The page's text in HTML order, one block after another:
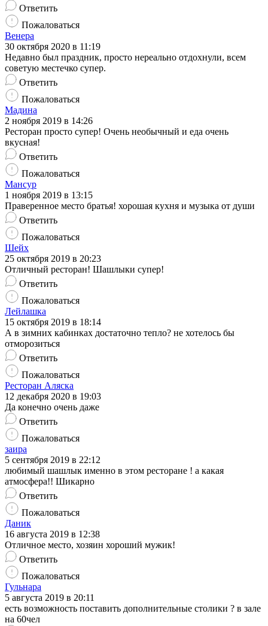
Ответить
Пожаловаться
Венера
30 октября 2020 в 11:19
Недавно был праздник, просто нереально отдохнули, всем
советую местечко супер.
Ответить
Пожаловаться
Мадина
2 ноября 2019 в 14:26
Ресторан просто супер! Очень необычный и еда очень
вкусная!
Ответить
Пожаловаться
Мансур
1 ноября 2019 в 13:15
Праверенное место братья! хорошая кухня и музыка от души
Ответить
Пожаловаться
Шейх
25 октября 2019 в 20:23
Отличный ресторан! Шашлыки супер!
Ответить
Пожаловаться
Лейлашка
15 октября 2019 в 18:14
А в зимних кабинках достаточно тепло? не хотелось бы
отморозиться
Ответить
Пожаловаться
Ресторан Аляска
12 декабря 2020 в 19:03
Да конечно очень даже
Ответить
Пожаловаться
заира
5 сентября 2019 в 22:12
любимый шашлык именно в этом ресторане ! а какая
атмосфера!! Шикарно
Ответить
Пожаловаться
Даник
16 августа 2019 в 12:38
Отличное место, хозяин хороший мужик!
Ответить
Пожаловаться
Гульнара
5 августа 2019 в 20:11
есть возможность поставить дополнительные столики ? в зале
на 60чел